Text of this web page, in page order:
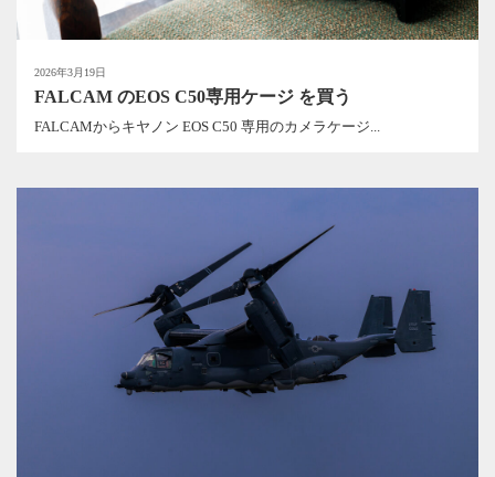
2026年3月19日
FALCAM のEOS C50専用ケージ を買う
FALCAMからキヤノン EOS C50 専用のカメラケージ...